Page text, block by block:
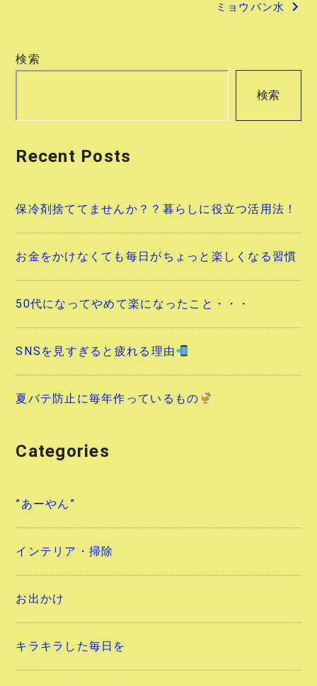
ゲ
ョ
ミョウバン水
検索
検索
Recent Posts
保冷剤捨ててませんか？？暮らしに役立つ活用法！
お金をかけなくても毎日がちょっと楽しくなる習慣
50代になってやめて楽になったこと・・・
SNSを見すぎると疲れる理由
夏バテ防止に毎年作っているもの
Categories
”あーやん”
インテリア・掃除
お出かけ
キラキラした毎日を